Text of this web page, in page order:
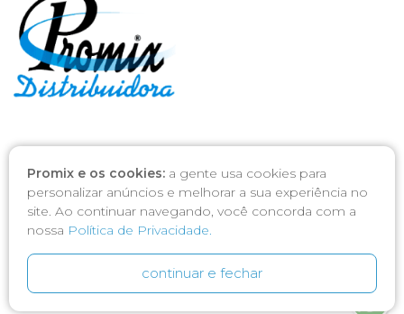
Promix e os cookies: a gente usa cookies para
personalizar anúncios e melhorar a sua experiência no
site. Ao continuar navegando, você concorda com a
nossa Política de Privacidade.
continuar e fechar
PROMIX DISTRIBUIDORA PRODUTOS HIGIENE E LIMPEZA LTDA
CNPJ: 01.817.189/0001-72
Avenida 51, 1384, Jardim Kennedy
CEP: 13501-520, Rio Claro - SP